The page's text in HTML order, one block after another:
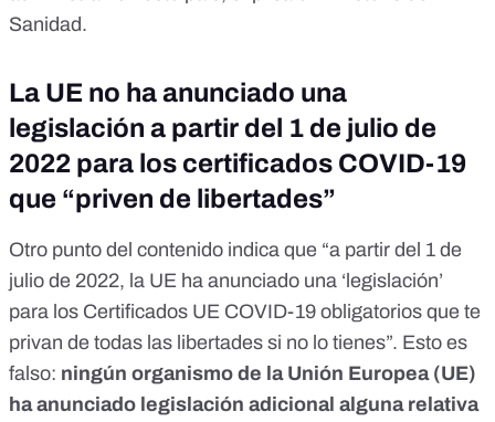
Sanidad.
La UE no ha anunciado una
legislación a partir del 1 de julio de
2022 para los certificados COVID-19
que “priven de libertades”
Otro punto del contenido indica que “a partir del 1 de
julio de 2022, la UE ha anunciado una ‘legislación’
para los Certificados UE COVID-19 obligatorios que te
privan de todas las libertades si no lo tienes”. Esto es
falso: ningún organismo de la Unión Europea (UE)
ha anunciado legislación adicional alguna relativa